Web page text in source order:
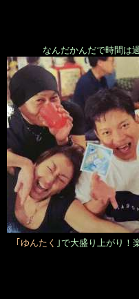
なんだかんだで時間は過
｢ゆんたく ｣で大盛り上がり！